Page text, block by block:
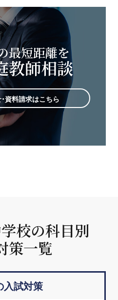
最短距離を
教師相談
資料請求はこちら
校の科目別
策一覧
入試対策